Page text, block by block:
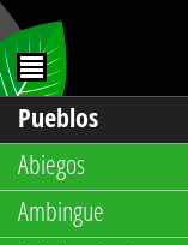
Pueblos
Abiegos
Ambingue